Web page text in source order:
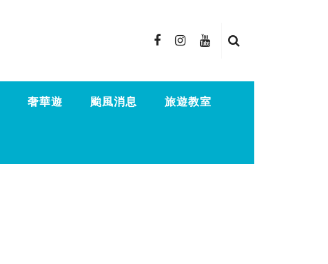
奢華遊 颱風消息 旅遊教室